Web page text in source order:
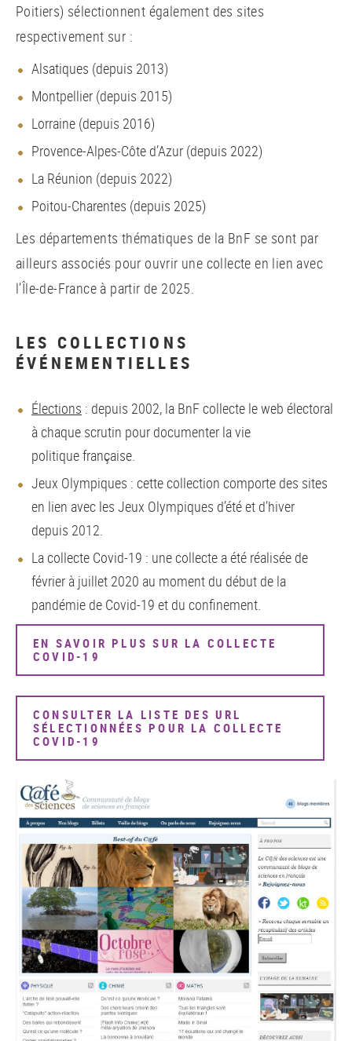
Poitiers) sélectionnent également des sites
respectivement sur :
Alsatiques (depuis 2013)
Montpellier (depuis 2015)
Lorraine (depuis 2016)
Provence-Alpes-Côte d’Azur (depuis 2022)
La Réunion (depuis 2022)
Poitou-Charentes (depuis 2025)
Les départements thématiques de la BnF se sont par
ailleurs associés pour ouvrir une collecte en lien avec
l’Île-de-France à partir de 2025.
LES COLLECTIONS
ÉVÉNEMENTIELLES
Élections : depuis 2002, la BnF collecte le web électoral
à chaque scrutin pour documenter la vie
politique française.
Jeux Olympiques : cette collection comporte des sites
en lien avec les Jeux Olympiques d’été et d’hiver
depuis 2012.
La collecte Covid-19 : une collecte a été réalisée de
février à juillet 2020 au moment du début de la
pandémie de Covid-19 et du confinement.
EN SAVOIR PLUS SUR LA COLLECTE
COVID-19
CONSULTER LA LISTE DES URL
SÉLECTIONNÉES POUR LA COLLECTE
COVID-19